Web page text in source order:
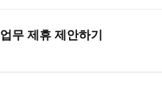
업무 제휴 제안하기